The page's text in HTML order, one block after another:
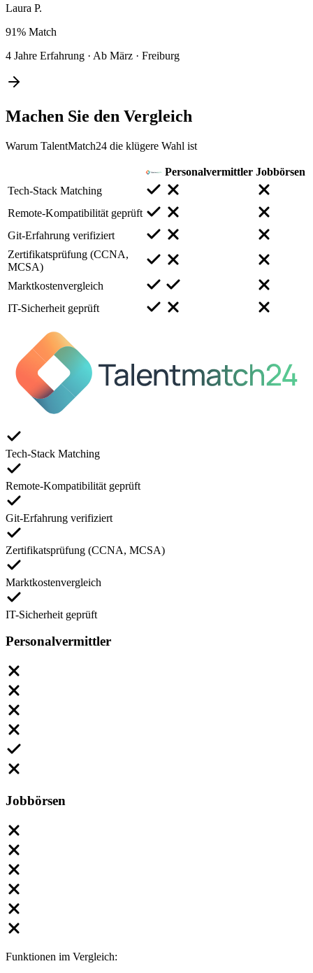
Laura P.
91% Match
4 Jahre Erfahrung · Ab März · Freiburg
Machen Sie den Vergleich
Warum TalentMatch24 die klügere Wahl ist
Personalvermittler Jobbörsen
Tech-Stack Matching
Remote-Kompatibilität geprüft
Git-Erfahrung verifiziert
Zertifikatsprüfung (CCNA,
MCSA)
Marktkostenvergleich
IT-Sicherheit geprüft
Tech-Stack Matching
Remote-Kompatibilität geprüft
Git-Erfahrung verifiziert
Zertifikatsprüfung (CCNA, MCSA)
Marktkostenvergleich
IT-Sicherheit geprüft
Personalvermittler
Jobbörsen
Funktionen im Vergleich: